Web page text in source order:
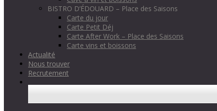
BISTRO D’ÉDOUARD – Place des Saisons
Carte du jour
Carte Petit Déj
Carte After Work – Place des Saisons
Carte vins et boissons
Actualité
Nous trouver
Recrutement